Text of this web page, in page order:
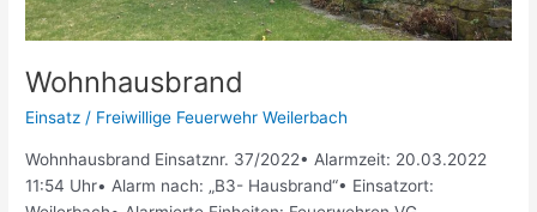
Wohnhausbrand
Einsatz / Freiwillige Feuerwehr Weilerbach
Wohnhausbrand Einsatznr. 37/2022• Alarmzeit: 20.03.2022
11:54 Uhr• Alarm nach: „B3- Hausbrand“• Einsatzort: